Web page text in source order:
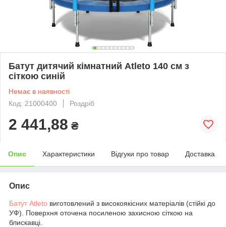
Батут дитячий кімнатний Atleto 140 см з
сіткою синій
Немає в наявності
Код: 21000400
Роздріб
2 441,88 ₴
Опис Характеристики Відгуки про товар Доставка
Опис
Батут Atleto виготовлений з високоякісних матеріалів (стійкі до
УФ). Поверхня оточена посиленою захисною сіткою на
блискавці.